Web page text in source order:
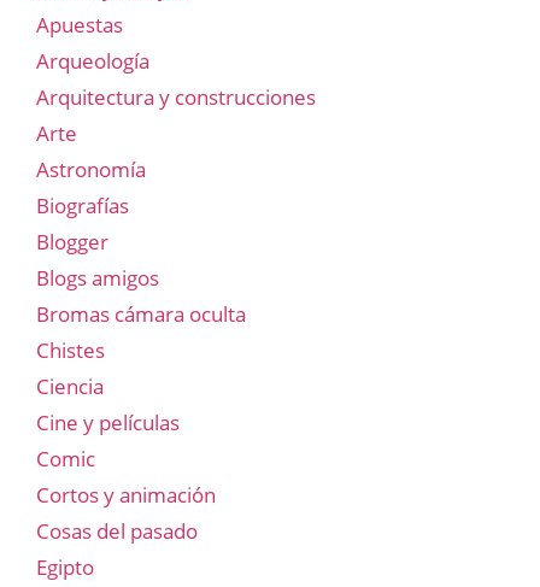
Apuestas
Arqueología
Arquitectura y construcciones
Arte
Astronomía
Biografías
Blogger
Blogs amigos
Bromas cámara oculta
Chistes
Ciencia
Cine y películas
Comic
Cortos y animación
Cosas del pasado
Egipto